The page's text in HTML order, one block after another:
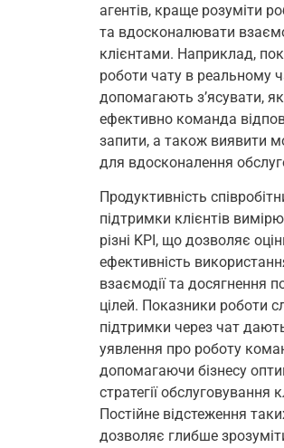
агентів, краще розуміти
та вдосконалювати
клієнтами. Наприклад,
роботи чату в реальному
допомагають з’ясувати,
ефективно команда
запити, а також виявити
для вдосконалення
Продуктивність
підтримки клієнтів
різні KPI, що дозволяє
ефективність
взаємодії та досягнення
цілей. Показники роботи
підтримки через чат
уявлення про роботу
допомагаючи бізнесу
стратегії обслуговування
Постійне відстеження
дозволяє глибше